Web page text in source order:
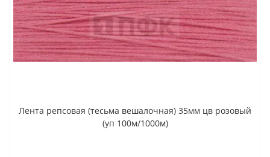
Лента репсовая (тесьма вешалочная) 35мм цв розовый
(уп 100м/1000м)